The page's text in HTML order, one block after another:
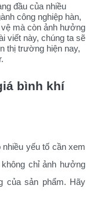
đầu của nhiều
công nghiệp hàn,
mà còn ảnh hưởng
viết này, chúng ta sẽ
thị trường hiện nay,
bình khí
nhiều yếu tố cần xem
chỉ ảnh hưởng
của sản phẩm. Hãy